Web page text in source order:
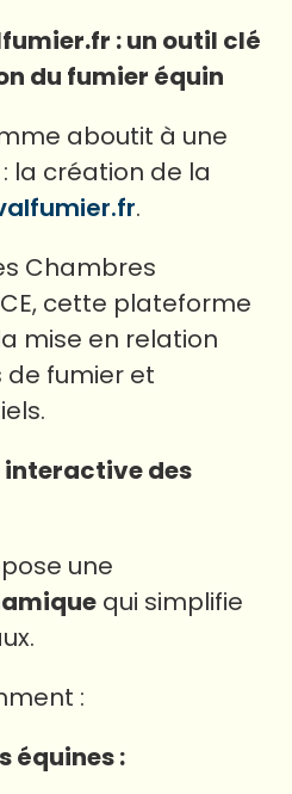
: un outil clé
du fumier équin
aboutit à une
la création de la
.
Chambres
cette plateforme
mise en relation
fumier et
des
une
qui simplifie
:
équines :